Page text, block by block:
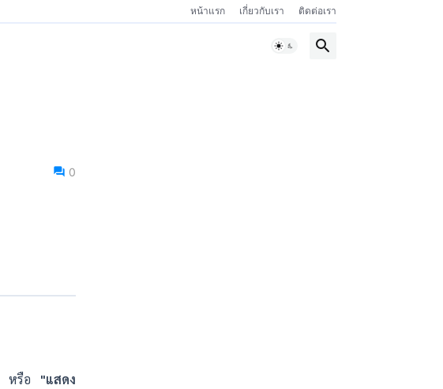
หน้าแรก เกี่ยวกับเรา ติดต่อเรา
0
หรือ "แสดง